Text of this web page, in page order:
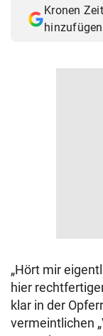
Muthgasse 2,
Kronen
hinzufügen
„Hört mir
hier
klar in der
vermeintlichen